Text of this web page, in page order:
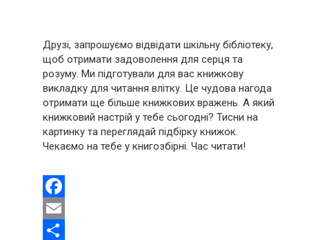
Друзі, запрошуємо відвідати шкільну бібліотеку,
щоб отримати задоволення для серця та
розуму. Ми підготували для вас книжкову
викладку для читання влітку. Це чудова нагода
отримати ще більше книжкових вражень. А який
книжковий настрій у тебе сьогодні? Тисни на
картинку та переглядай підбірку книжок.
Чекаємо на тебе у книгозбірні. Час читати!
Facebook
Email